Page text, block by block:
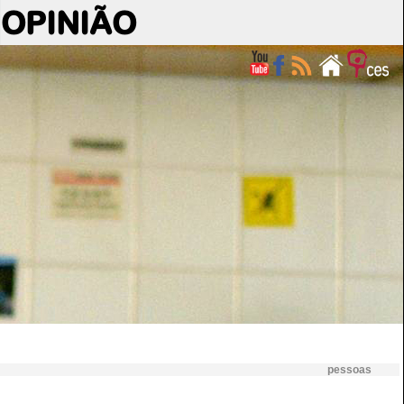
OPINIÃO
pessoas